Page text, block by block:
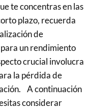
te concentras en las
plazo, recuerda
de
un rendimiento
crucial involucra
la pérdida de
A continuación
considerar